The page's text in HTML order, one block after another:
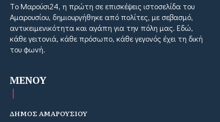
Tο Μαρούσι24, η πρώτη σε επισκέψεις ιστοσελίδα του
Αμαρουσίου, δημιουργήθηκε από πολίτες, με σεβασμό,
αντικειμενικότητα και αγάπη για την πόλη μας. Εδώ,
κάθε γειτονιά, κάθε πρόσωπο, κάθε γεγονός έχει τη δική
του φωνή.
MENOY
ΔΗΜΟΣ ΑΜΑΡΟΥΣΙΟΥ